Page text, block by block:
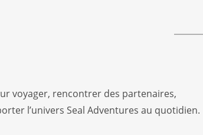
voyager, rencontrer des partenaires,
l’univers Seal Adventures au quotidien.